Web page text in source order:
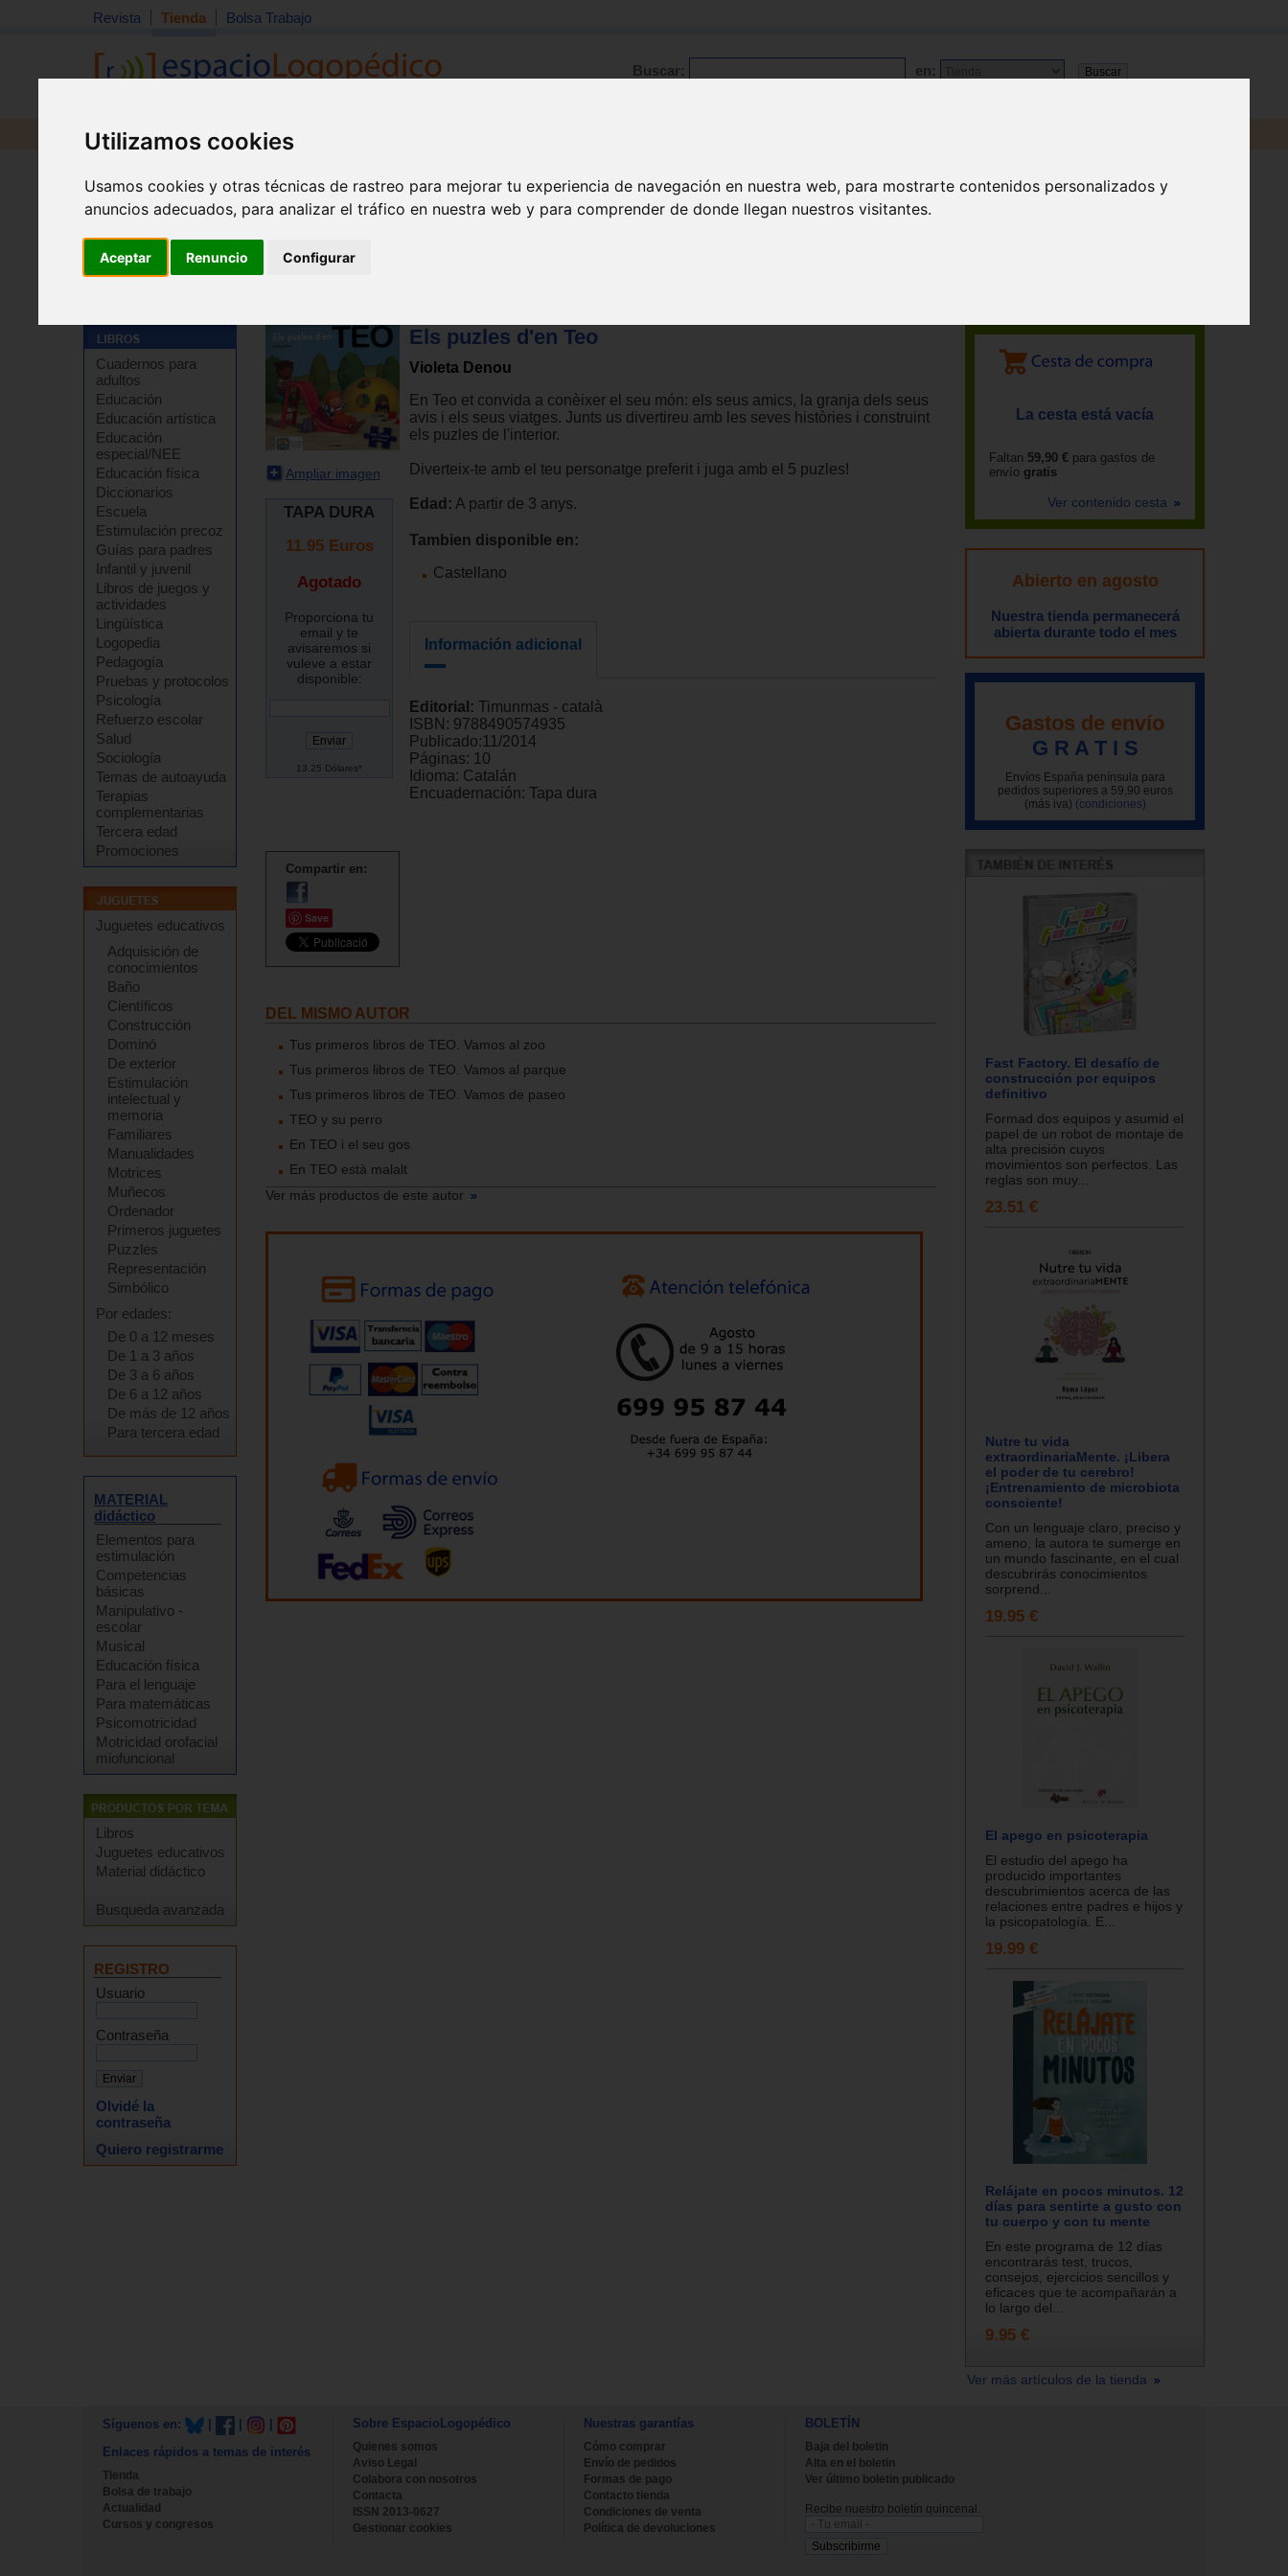
Utilizamos cookies
Usamos cookies y otras técnicas de rastreo para mejorar tu experiencia de navegación en nuestra web, para mostrarte contenidos personalizados y
anuncios adecuados, para analizar el tráfico en nuestra web y para comprender de donde llegan nuestros visitantes.
Aceptar Renuncio Configurar
Revista Tienda Bolsa Trabajo
Buscar: en:
Revista Libros Material
Cuadernos para
adultos
Educación
Educación artística
Educación
especial/NEE
Educación física
Diccionarios
Escuela
Estimulación precoz
Guías para padres
Infantil y juvenil
Libros de juegos y
actividades
Lingüística
Logopedia
Pedagogía
Pruebas y protocolos
Psicología
Refuerzo escolar
Salud
Sociología
Temas de autoayuda
Terapias
complementarias
Tercera edad
Promociones
Juguetes educativos
Adquisición de
conocimientos
Baño
Científicos
Construcción
Dominó
De exterior
Estimulación
intelectual y
memoria
Familiares
Manualidades
Motrices
Muñecos
Ordenador
Primeros juguetes
Puzzles
Representación
Simbólico
Por edades:
De 0 a 12 meses
De 1 a 3 años
De 3 a 6 años
De 6 a 12 años
De más de 12 años
Para tercera edad
MATERIAL
didáctico
Elementos para
estimulación
Competencias
básicas
Manipulativo -
escolar
Musical
Educación física
Para el lenguaje
Para matemáticas
Psicomotricidad
Motricidad orofacial
miofuncional
Libros
Juguetes educativos
Material didáctico
Busqueda avanzada
REGISTRO
Usuario
Contraseña
Olvidé la
contraseña
Quiero registrarme
Ampliar imagen
TAPA DURA
11.95 Euros
Agotado
Proporciona tu
email y te
avisaremos si
vuleve a estar
disponible:
13.25 Dólares*
Compartir en:
Save
Els puzles d'en Teo
Violeta Denou
En Teo et convida a conèixer el seu món: els seus amics, la granja dels seus
avis i els seus viatges. Junts us divertireu amb les seves històries i construint
els puzles de l'interior.
Diverteix-te amb el teu personatge preferit i juga amb el 5 puzles!
Edad: A partir de 3 anys.
Tambien disponible en:
Castellano
Información adicional
Editorial: Timunmas - català
ISBN: 9788490574935
Publicado:11/2014
Páginas: 10
Idioma: Catalán
Encuadernación: Tapa dura
DEL MISMO AUTOR
Tus primeros libros de TEO. Vamos al zoo
Tus primeros libros de TEO. Vamos al parque
Tus primeros libros de TEO. Vamos de paseo
TEO y su perro
En TEO i el seu gos
En TEO està malalt
Ver más productos de este autor
La cesta está vacía
Faltan 59,90 € para gastos de
envío gratis
Ver contenido cesta
Abierto en agosto
Nuestra tienda permanecerá
abierta durante todo el mes
Gastos de envío
G R A T I S
Envíos España península para
pedidos superiores a 59,90 euros
(más iva) (condiciones)
Fast Factory. El desafío de
construcción por equipos
definitivo
Formad dos equipos y asumid el
papel de un robot de montaje de
alta precisión cuyos
movimientos son perfectos. Las
reglas son muy...
23.51 €
Nutre tu vida
extraordinariaMente. ¡Libera
el poder de tu cerebro!
¡Entrenamiento de microbiota
consciente!
Con un lenguaje claro, preciso y
ameno, la autora te sumerge en
un mundo fascinante, en el cual
descubrirás conocimientos
sorprend...
19.95 €
El apego en psicoterapia
El estudio del apego ha
producido importantes
descubrimientos acerca de las
relaciones entre padres e hijos y
la psicopatología. E...
19.99 €
Relájate en pocos minutos. 12
días para sentirte a gusto con
tu cuerpo y con tu mente
En este programa de 12 días
encontrarás test, trucos,
consejos, ejercicios sencillos y
eficaces que te acompañarán a
lo largo del...
9.95 €
Ver más artículos de la tienda
Síguenos en:
Enlaces rápidos a temas de interés
Tienda
Bolsa de trabajo
Actualidad
Cursos y congresos
Sobre EspacioLogopédico
Quienes somos
Aviso Legal
Colabora con nosotros
Contacta
ISSN 2013-0627
Gestionar cookies
Nuestras garantías
Cómo comprar
Envío de pedidos
Formas de pago
Contacto tienda
Condiciones de venta
Política de devoluciones
BOLETÍN
Baja del boletin
Alta en el boletin
Ver último boletin publicado
Recibe nuestro boletín quincenal.